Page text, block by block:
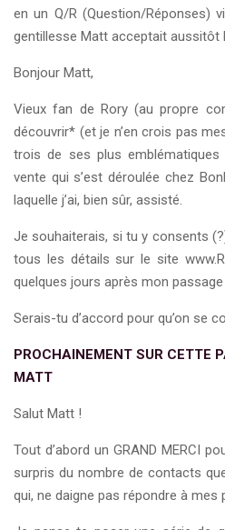
en un Q/R (Question/Réponses)
gentillesse Matt acceptait aussitôt
Bonjour Matt,
Vieux fan de Rory (au propre
découvrir* (et je n’en crois pas
trois de ses plus
vente qui s’est déroulée chez
laquelle j’ai, bien sûr, assisté.
Je souhaiterais, si tu y consents
tous les détails sur le site
quelques jours après mon
Serais-tu d’accord pour qu’on se
PROCHAINEMENT SUR CETTE
MATT
Salut Matt !
Tout d’abord un GRAND MERCI
surpris du nombre de contacts
qui, ne daigne pas répondre à